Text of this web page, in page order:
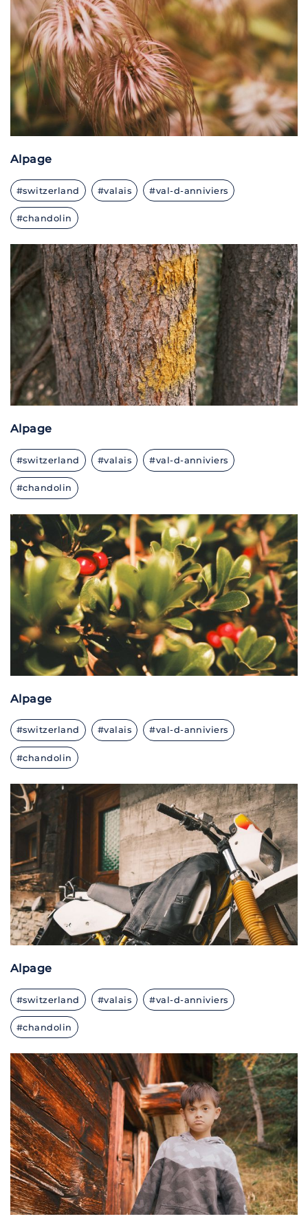
Alpage
#switzerland #valais #val-d-anniviers
#chandolin
X100V · F/2.0 · 1/1600 · ISO 640 · 23 MM
Alpage
#switzerland #valais #val-d-anniviers
#chandolin
X100V · F/2.0 · 1/340 · ISO 640 · 23 MM
Alpage
#switzerland #valais #val-d-anniviers
#chandolin
X100V · F/2.0 · 1/8500 · ISO 640 · 23 MM
Alpage
#switzerland #valais #val-d-anniviers
#chandolin
X100V · F/2.0 · 1/2500 · ISO 640 · 23 MM